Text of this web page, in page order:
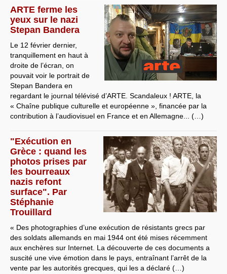
ARTE ferme les
yeux sur le nazi
Stepan Bandera
Le 12 février dernier,
tranquillement en haut à
droite de l’écran, on
pouvait voir le portrait de
Stepan Bandera en
regardant le journal télévisé d’ARTE. Scandaleux ! ARTE, la
« Chaîne publique culturelle et européenne », financée par la
contribution à l’audiovisuel en France et en Allemagne... (…)
"Exécution en
Grèce : quand les
photos prises par
les bourreaux
nazis refont
surface". Par
Stéphanie
Trouillard
« Des photographies d’une exécution de résistants grecs par
des soldats allemands en mai 1944 ont été mises récemment
aux enchères sur Internet. La découverte de ces documents a
suscité une vive émotion dans le pays, entraînant l’arrêt de la
vente par les autorités grecques, qui les a déclaré (…)